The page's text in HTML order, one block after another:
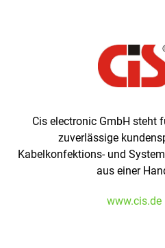
Cis electronic GmbH steht
zuverlässige
Kabelkonfektions- und
aus einer
www.cis.de